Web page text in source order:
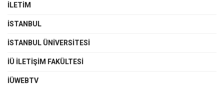
İLETIM
İSTANBUL
İSTANBUL ÜNIVERSITESI
İÜ İLETIŞIM FAKÜLTESI
İÜWEBTV